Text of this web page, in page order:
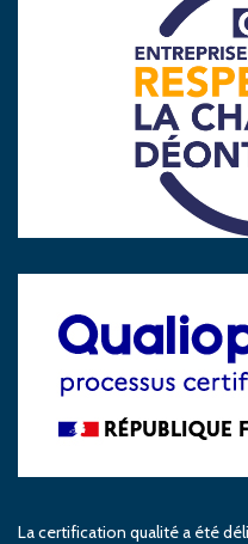
La certification qualité a été